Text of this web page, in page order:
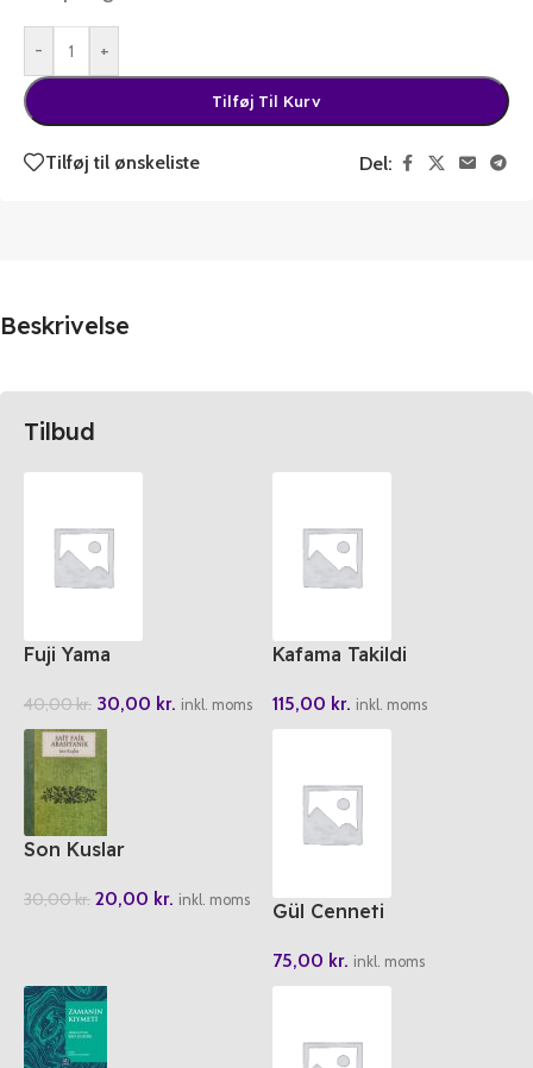
- +
Tilføj Til Kurv
Tilføj til ønskeliste Del:
Beskrivelse
Tilbud
Fuji Yama
40,00kr. 30,00 kr. inkl. moms
Kafama Takildi
115,00 kr. inkl. moms
Son Kuslar
30,00kr. 20,00 kr. inkl. moms
Gül Cenneti
75,00 kr. inkl. moms